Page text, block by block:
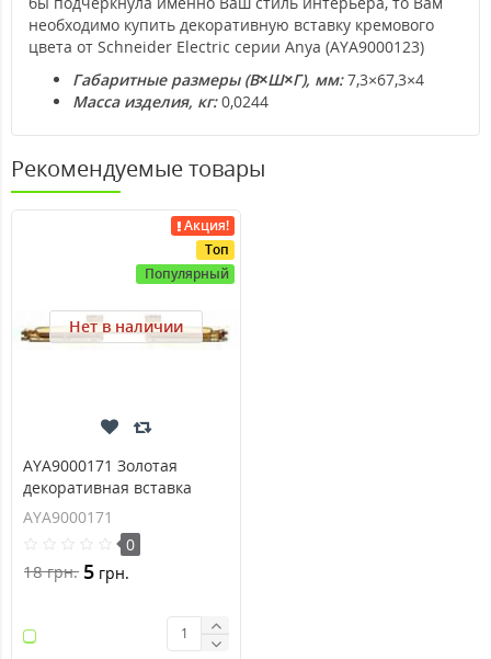
необходимо купить декоративную вставку кремового
цвета от Schneider Electric серии Anya (AYA9000123)
Габаритные размеры (В×Ш×Г), мм:7,3×67,3×4
Масса изделия, кг:0,0244
Рекомендуемые товары
Акция!
Топ
Популярный
Нет в наличии
AYA9000171 Золотая
декоративная вставка
серия Anya
AYA9000171
0
18грн. 5 грн.